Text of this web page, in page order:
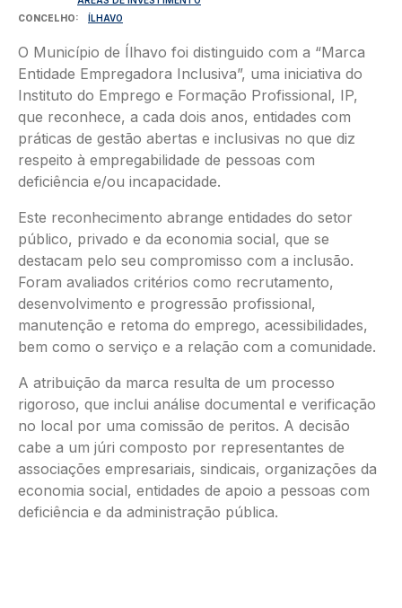
CONCELHO
ÍLHAVO
O Município de Ílhavo foi distinguido com a “Marca
Entidade Empregadora Inclusiva”, uma iniciativa do
Instituto do Emprego e Formação Profissional, IP,
que reconhece, a cada dois anos, entidades com
práticas de gestão abertas e inclusivas no que diz
respeito à empregabilidade de pessoas com
deficiência e/ou incapacidade.
Este reconhecimento abrange entidades do setor
público, privado e da economia social, que se
destacam pelo seu compromisso com a inclusão.
Foram avaliados critérios como recrutamento,
desenvolvimento e progressão profissional,
manutenção e retoma do emprego, acessibilidades,
bem como o serviço e a relação com a comunidade.
A atribuição da marca resulta de um processo
rigoroso, que inclui análise documental e verificação
no local por uma comissão de peritos. A decisão
cabe a um júri composto por representantes de
associações empresariais, sindicais, organizações da
economia social, entidades de apoio a pessoas com
deficiência e da administração pública.